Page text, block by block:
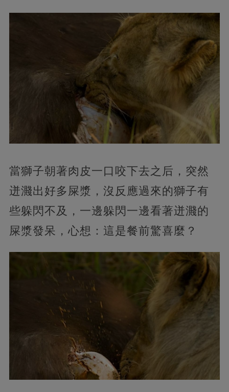
當獅子朝著肉皮一口咬下去之后，突然
迸濺出好多屎漿，沒反應過來的獅子有
些躲閃不及，一邊躲閃一邊看著迸濺的
屎漿發呆，心想：這是餐前驚喜麼？